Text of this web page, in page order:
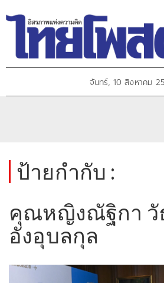
จันทร์, 10 สิงหาคม
ป้ายกำกับ :
คุณหญิงณัฐิกา วั
อังอุบลกุล